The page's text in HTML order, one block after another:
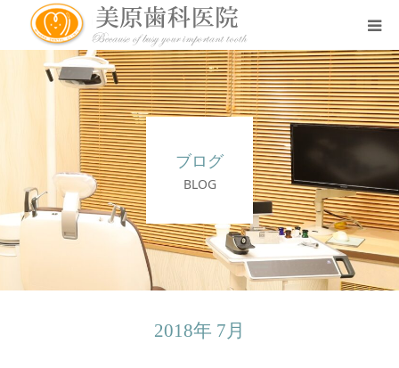
ブログ
BLOG
2018年 7月
医院のコンセプト
診療案内
治療案内
アクセス